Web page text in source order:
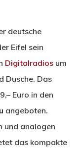
deutsche
Eifel sein
Digitalradiosum
Dusche. Das
Euro in den
angeboten.
und analogen
das kompakte